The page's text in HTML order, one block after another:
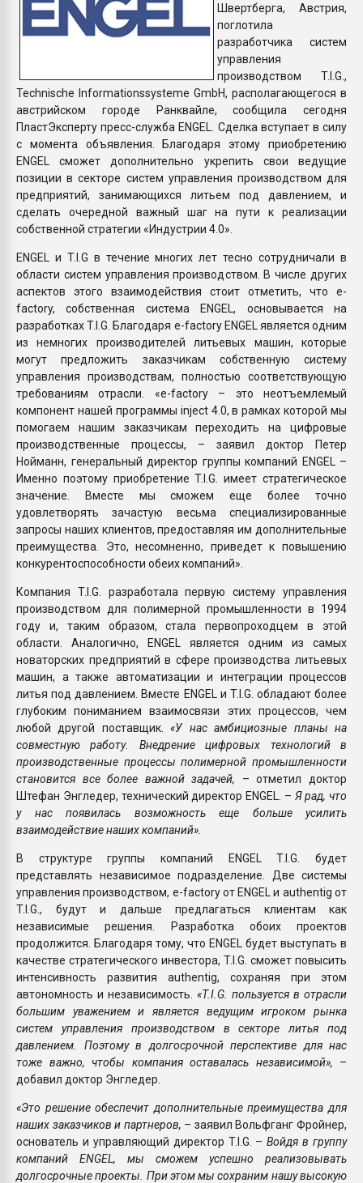
Швертберга, Австрия,
поглотила
разработчика систем
управления
производством T.I.G.,
Technische Informationssysteme GmbH, располагающегося в
австрийском городе Ранквайле, сообщила сегодня
ПластЭксперту пресс-служба ENGEL. Сделка вступает в силу
с момента объявления. Благодаря этому приобретению
ENGEL сможет дополнительно укрепить свои ведущие
позиции в секторе систем управления производством для
предприятий, занимающихся литьем под давлением, и
сделать очередной важный шаг на пути к реализации
собственной стратегии «Индустрии 4.0».
ENGEL и T.I.G в течение многих лет тесно сотрудничали в
области систем управления производством. В числе других
аспектов этого взаимодействия стоит отметить, что e-
factory, собственная система ENGEL, основывается на
разработках T.I.G. Благодаря e-factory ENGEL является одним
из немногих производителей литьевых машин, которые
могут предложить заказчикам собственную систему
управления производствам, полностью соответствующую
требованиям отрасли. «e-factory – это неотъемлемый
компонент нашей программы inject 4.0, в рамках которой мы
помогаем нашим заказчикам переходить на цифровые
производственные процессы, – заявил доктор Петер
Нойманн, генеральный директор группы компаний ENGEL –
Именно поэтому приобретение T.I.G. имеет стратегическое
значение. Вместе мы сможем еще более точно
удовлетворять зачастую весьма специализированные
запросы наших клиентов, предоставляя им дополнительные
преимущества. Это, несомненно, приведет к повышению
конкурентоспособности обеих компаний».
Компания T.I.G. разработала первую систему управления
производством для полимерной промышленности в 1994
году и, таким образом, стала первопроходцем в этой
области. Аналогично, ENGEL является одним из самых
новаторских предприятий в сфере производства литьевых
машин, а также автоматизации и интеграции процессов
литья под давлением. Вместе ENGEL и T.I.G. обладают более
глубоким пониманием взаимосвязи этих процессов, чем
любой другой поставщик.«У нас амбициозные планы на
совместную работу. Внедрение цифровых технологий в
производственные процессы полимерной промышленности
становится все более важной задачей, – отметил доктор
Штефан Энгледер, технический директор ENGEL. – Я рад, что
у нас появилась возможность еще больше усилить
взаимодействие наших компаний».
В структуре группы компаний ENGEL T.I.G. будет
представлять независимое подразделение. Две системы
управления производством, e-factory от ENGEL и authentig от
T.I.G., будут и дальше предлагаться клиентам как
независимые решения. Разработка обоих проектов
продолжится. Благодаря тому, что ENGEL будет выступать в
качестве стратегического инвестора, T.I.G. сможет повысить
интенсивность развития authentig, сохраняя при этом
автономность и независимость. «T.I.G. пользуется в отрасли
большим уважением и является ведущим игроком рынка
систем управления производством в секторе литья под
давлением. Поэтому в долгосрочной перспективе для нас
тоже важно, чтобы компания оставалась независимой», –
добавил доктор Энгледер.
«Это решение обеспечит дополнительные преимущества для
наших заказчиков и партнеров, – заявил Вольфганг Фройнер,
основатель и управляющий директор T.I.G. –Войдя в группу
компаний ENGEL, мы сможем успешно реализовывать
долгосрочные проекты. При этом мы сохраним нашу высокую